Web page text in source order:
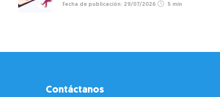
29/07/2026 5 min
Contáctanos